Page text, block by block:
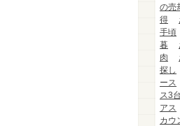
の売
得
手頃
暮
肉
探し
ース
ス3台
アス
カウ